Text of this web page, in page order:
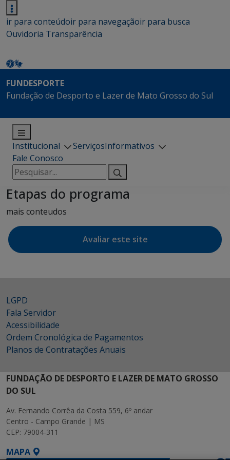
ir para conteúdoir para navegaçãoir para busca
Ouvidoria Transparência
FUNDESPORTE
Fundação de Desporto e Lazer de Mato Grosso do Sul
Institucional ServiçosInformativos
Fale Conosco
Pesquisar
por:
Etapas do programa
mais conteudos
Avaliar este site
LGPD
Fala Servidor
Acessibilidade
Ordem Cronológica de Pagamentos
Planos de Contratações Anuais
FUNDAÇÃO DE DESPORTO E LAZER DE MATO GROSSO
DO SUL
Av. Fernando Corrêa da Costa 559, 6º andar
Centro - Campo Grande | MS
CEP: 79004-311
MAPA